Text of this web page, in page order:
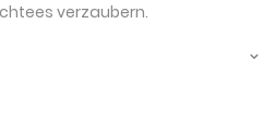
verzaubern.